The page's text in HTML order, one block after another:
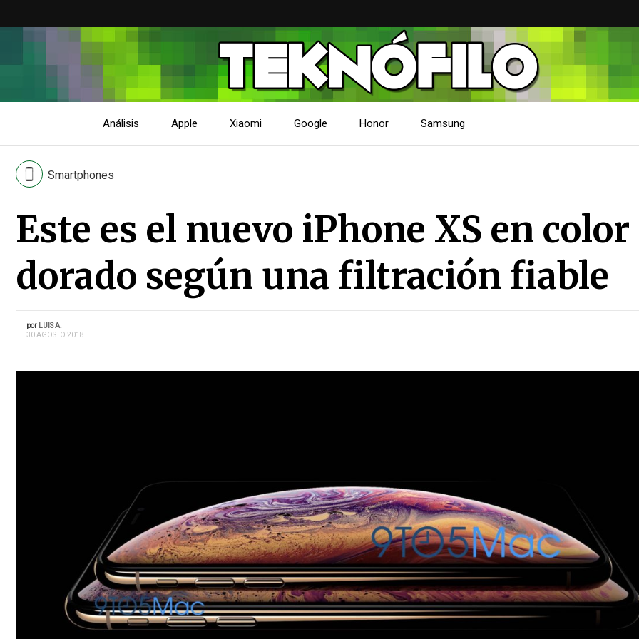
Análisis Apple Xiaomi Google Honor Samsung
Smartphones
Este es el nuevo iPhone XS en color
dorado según una filtración fiable
por LUIS A.
30 AGOSTO 2018